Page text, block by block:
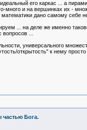
его каркас ... а
и на вершинках их -
дано самому
... на деле же именно
...
универсального
открытость" к нему
частью Бога.